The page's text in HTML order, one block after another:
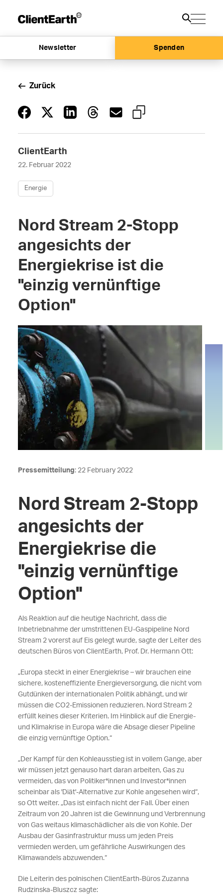
Newsletter Spenden
ClientEarth
22. Februar 2022
Energie
Zurück
Nord Stream 2-Stopp
angesichts der
Energiekrise ist die
"einzig vernünftige
Option"
Pressemitteilung: 22 February 2022
Nord Stream 2-Stopp
angesichts der
Energiekrise die
"einzig vernünftige
Option"
Als Reaktion auf die heutige Nachricht, dass die
Inbetriebnahme der umstrittenen EU-Gaspipeline Nord
Stream 2 vorerst auf Eis gelegt wurde, sagte der Leiter des
deutschen Büros von ClientEarth, Prof. Dr. Hermann Ott:
„Europa steckt in einer Energiekrise – wir brauchen eine
sichere, kosteneffiziente Energieversorgung, die nicht vom
Gutdünken der internationalen Politik abhängt, und wir
müssen die CO2-Emissionen reduzieren. Nord Stream 2
erfüllt keines dieser Kriterien. Im Hinblick auf die Energie-
und Klimakrise in Europa wäre die Absage dieser Pipeline
die einzig vernünftige Option.“
„Der Kampf für den Kohleausstieg ist in vollem Gange, aber
wir müssen jetzt genauso hart daran arbeiten, Gas zu
vermeiden, das von Politiker*innen und Investor*innen
scheinbar als 'Diät'-Alternative zur Kohle angesehen wird“,
so Ott weiter. „Das ist einfach nicht der Fall. Über einen
Zeitraum von 20 Jahren ist die Gewinnung und Verbrennung
von Gas weitaus klimaschädlicher als die von Kohle. Der
Ausbau der Gasinfrastruktur muss um jeden Preis
vermieden werden, um gefährliche Auswirkungen des
Klimawandels abzuwenden.“
Die Leiterin des polnischen ClientEarth-Büros Zuzanna
Rudzinska-Bluszcz sagte: